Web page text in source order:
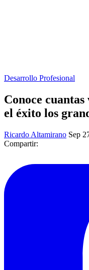
Desarrollo Profesional
Conoce
el éxito los
Ricardo Altamirano Sep
Compartir: